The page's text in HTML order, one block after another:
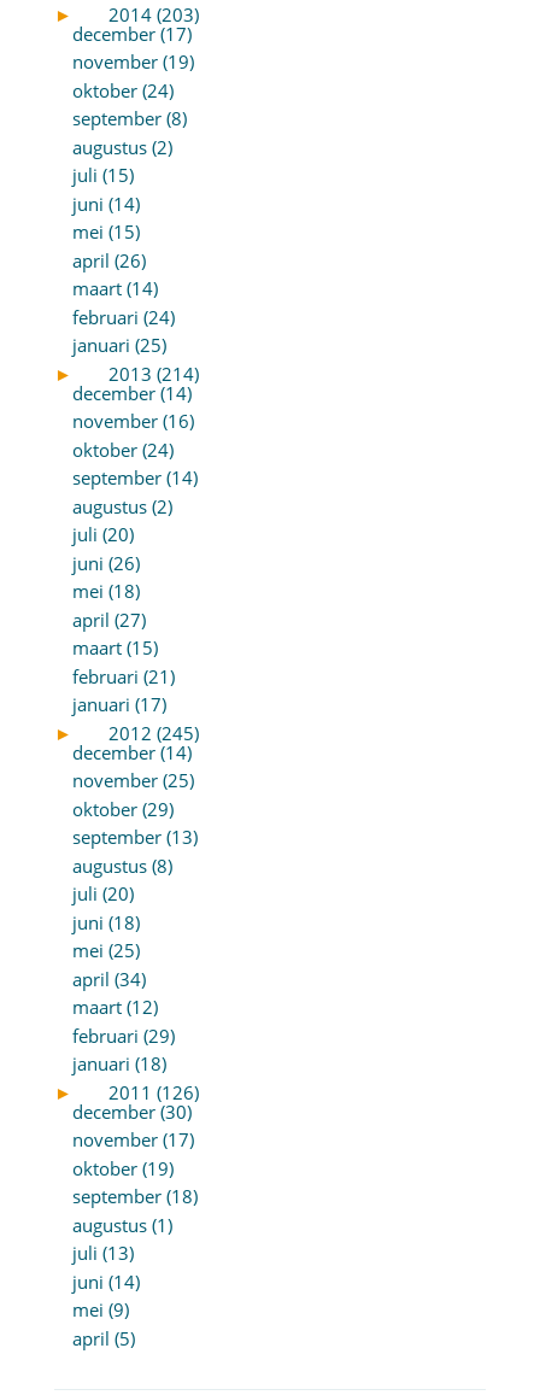
►
2014 (203)
december (17)
november (19)
oktober (24)
september (8)
augustus (2)
juli (15)
juni (14)
mei (15)
april (26)
maart (14)
februari (24)
januari (25)
►
2013 (214)
december (14)
november (16)
oktober (24)
september (14)
augustus (2)
juli (20)
juni (26)
mei (18)
april (27)
maart (15)
februari (21)
januari (17)
►
2012 (245)
december (14)
november (25)
oktober (29)
september (13)
augustus (8)
juli (20)
juni (18)
mei (25)
april (34)
maart (12)
februari (29)
januari (18)
►
2011 (126)
december (30)
november (17)
oktober (19)
september (18)
augustus (1)
juli (13)
juni (14)
mei (9)
april (5)